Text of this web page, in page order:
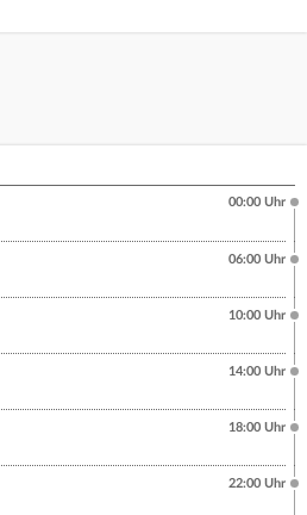
00:00 Uhr
06:00 Uhr
10:00 Uhr
14:00 Uhr
18:00 Uhr
22:00 Uhr